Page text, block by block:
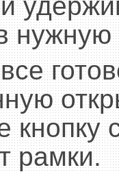
нужную
кнопку
рамки.